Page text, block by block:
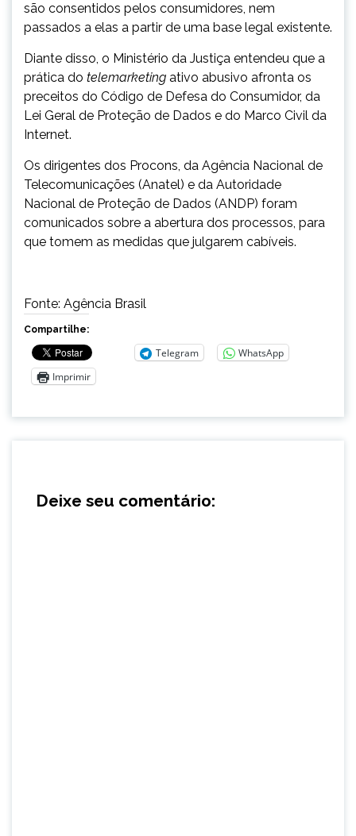
são consentidos pelos consumidores, nem
passados a elas a partir de uma base legal existente.
Diante disso, o Ministério da Justiça entendeu que a
prática do telemarketing ativo abusivo afronta os
preceitos do Código de Defesa do Consumidor, da
Lei Geral de Proteção de Dados e do Marco Civil da
Internet.
Os dirigentes dos Procons, da Agência Nacional de
Telecomunicações (Anatel) e da Autoridade
Nacional de Proteção de Dados (ANDP) foram
comunicados sobre a abertura dos processos, para
que tomem as medidas que julgarem cabíveis.
Fonte: Agência Brasil
Compartilhe:
Telegram
WhatsApp
Imprimir
Deixe seu comentário: